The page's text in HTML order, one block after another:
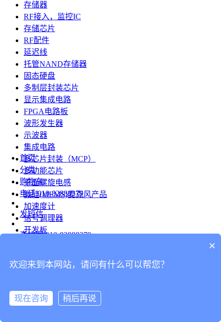
存储器
RF接入，监控IC
存储芯片
RF配件
延迟线
托管NAND存储器
固态硬盘
多制层封装芯片
显示集成电路
FPGA电路板
波形发生器
示波器
集成电路
多芯片封装（MCP）
多功能芯片
平面螺旋电感
微硅(MEMS)麦克风产品
加速度计
信号调理器
开发板
台式仪表
连接器
首页
分类
购物车
电话 010-82888379
发短信
查地图 010-82888379
分享
×
欢迎来到本网站，请问有什么可以帮您？
现在咨询 稍后再说